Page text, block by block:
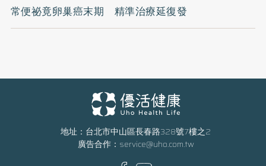
常便祕竟卵巢癌末期 精準治療延復發
地址：台北市中山區長春路328號7樓之2
廣告合作： service@uho.com.tw